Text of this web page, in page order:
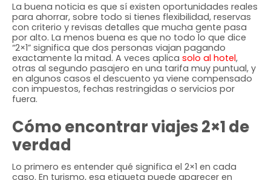
La buena noticia es que sí existen oportunidades reales
para ahorrar, sobre todo si tienes flexibilidad, reservas
con criterio y revisas detalles que mucha gente pasa
por alto. La menos buena es que no todo lo que dice
“2×1” significa que dos personas viajan pagando
exactamente la mitad. A veces aplica solo al hotel,
otras al segundo pasajero en una tarifa muy puntual, y
en algunos casos el descuento ya viene compensado
con impuestos, fechas restringidas o servicios por
fuera.
Cómo encontrar viajes 2×1 de
verdad
Lo primero es entender qué significa el 2×1 en cada
caso. En turismo, esa etiqueta puede aparecer en